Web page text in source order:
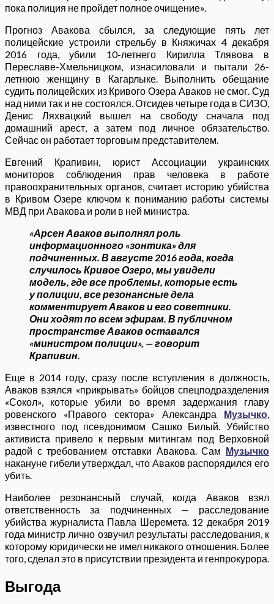
пока полиция не пройдет полное очищение».
Прогноз Авакова сбылся, за следующие пять лет
полицейские устроили стрельбу в Княжичах 4 декабря
2016 года, убили 10-летнего Кирилла Тлявова в
Переславе-Хмельницком, изнасиловали и пытали 26-
летнюю женщину в Кагарлыке. Выполнить обещание
судить полицейских из Кривого Озера Аваков не смог. Суд
над ними так и не состоялся. Отсидев четыре года в СИЗО,
Денис Ляхвацкий вышел на свободу сначала под
домашний арест, а затем под личное обязательство.
Сейчас он работает торговым представителем.
Евгений Крапивин, юрист Ассоциации украинских
мониторов соблюдения прав человека в работе
правоохранительных органов, считает историю убийства
в Кривом Озере ключом к пониманию работы системы
МВД при Авакова и роли в ней министра.
«Арсен Аваков выполнял роль
информационного «зонтика» для
подчиненных. В августе 2016 года, когда
случилось Кривое Озеро, мы увидели
модель, где все проблемы, которые есть
у полиции, все резонансные дела
комментирует Аваков и его советники.
Они ходят по всем эфирам. В публичном
пространстве Аваков оставался
«министром полиции», — говорит
Крапивин.
Еще в 2014 году, сразу после вступления в должность,
Аваков взялся «прикрывать» бойцов спецподразделения
«Сокол», которые убили во время задержания главу
ровенского «Правого сектора» Александра Музычко
известного под псевдонимом Сашко Билый. Убийство
активиста привело к первым митингам под Верховной
радой с требованием отставки Авакова. Сам Музычко
накануне гибели утверждал, что Аваков распорядился его
убить.
Наиболее резонансный случай, когда Аваков взял
ответственность за подчиненных — расследование
убийства журналиста Павла Шеремета. 12 декабря 2019
года министр лично озвучил результаты расследования, к
которому юридически не имел никакого отношения. Более
того, сделал это в присутствии президента и генпрокурора.
Выгода